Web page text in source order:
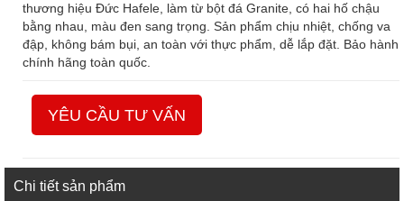
thương hiệu Đức Hafele, làm từ bột đá Granite, có hai hố chậu
bằng nhau, màu đen sang trọng. Sản phẩm chịu nhiệt, chống va
đập, không bám bụi, an toàn với thực phẩm, dễ lắp đặt. Bảo hành
chính hãng toàn quốc.
YÊU CẦU TƯ VẤN
Chi tiết sản phẩm